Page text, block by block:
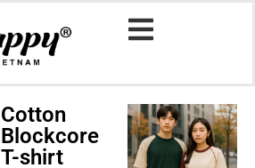
Cotton
Blockcore
T-shirt